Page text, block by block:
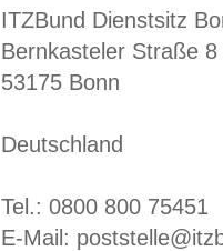
ITZBund Dienstsitz
Bernkasteler Straße 8
53175 Bonn
Deutschland
Tel.: 0800 800 75451
E-Mail: